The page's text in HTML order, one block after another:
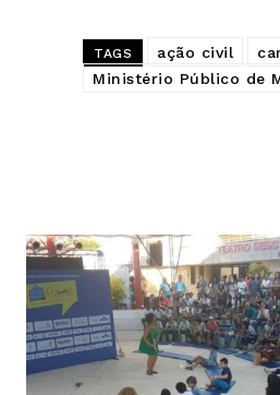
TAGS ação civil
Ministério Público de